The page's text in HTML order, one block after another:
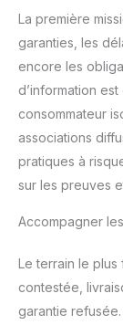
La première
garanties, les
encore les
d’information
consommateur
associations
pratiques à
sur les preuves
Accompagner
Le terrain le
contestée,
garantie